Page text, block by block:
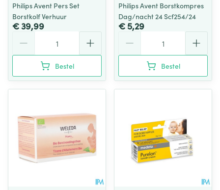
Philips Avent Pers Set
Borstkolf Verhuur
€ 39,99
Bestel
Philips Avent Borstkompres
Dag/nacht 24 Scf254/24
€ 5,29
Bestel